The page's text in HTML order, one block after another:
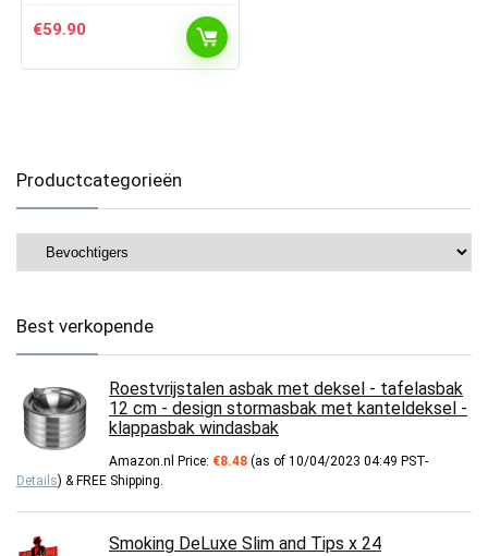
€59.90
Productcategorieën
Best verkopende
Roestvrijstalen asbak met deksel - tafelasbak
12 cm - design stormasbak met kanteldeksel -
klappasbak windasbak
Amazon.nl Price: €8.48 (as of 10/04/2023 04:49 PST-
Details) & FREE Shipping.
Smoking DeLuxe Slim and Tips x 24